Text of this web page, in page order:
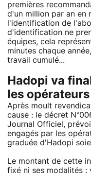
premières
d'un million par an en
l'identification de
d'identification ne
équipes, cela
minutes chaque
travail cumulé...
Hadopi va
les opérateurs
Après moult
cause : le décret
Journal Officiel,
engagés par les
graduée d'Hadopi
Le montant de cette
fixé ni ses modalités